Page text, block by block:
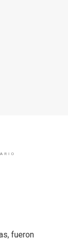
fueron